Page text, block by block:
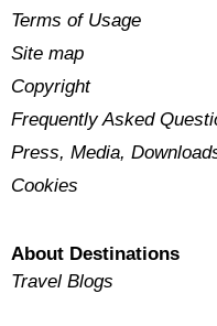
Terms of Usage
Site map
Copyright
Frequently Asked
Press, Media,
Cookies
About Destinations
Travel Blogs